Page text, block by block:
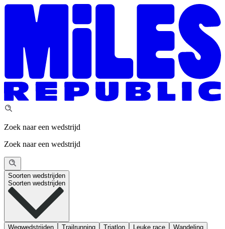
Zoek naar een wedstrijd
Zoek naar een wedstrijd
Soorten wedstrijden
Soorten wedstrijden
Wegwedstrijden Trailrunning Triatlon Leuke race Wandeling